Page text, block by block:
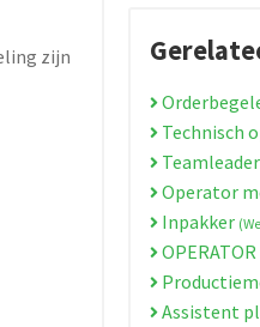
zijn
Technisch
Teamleader
Operator
Inpakker
OPERATOR
Assistent